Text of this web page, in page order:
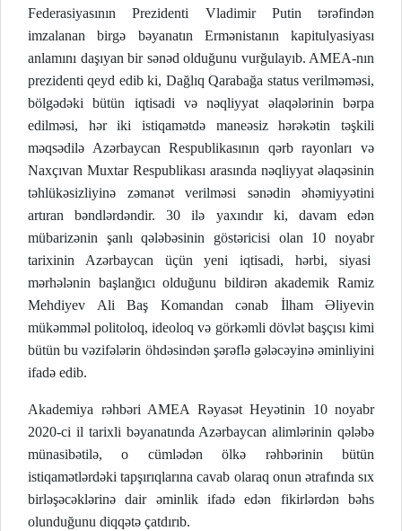
Federasiyasının Prezidenti Vladimir Putin tərəfindən
imzalanan birgə bəyanatın Ermənistanın kapitulyasiyası
anlamını daşıyan bir sənəd olduğunu vurğulayıb. AMEA-nın
prezidenti qeyd edib ki, Dağlıq Qarabağa status verilməməsi,
bölgədəki bütün iqtisadi və nəqliyyat əlaqələrinin bərpa
edilməsi, hər iki istiqamətdə maneəsiz hərəkətin təşkili
məqsədilə Azərbaycan Respublikasının qərb rayonları və
Naxçıvan Muxtar Respublikası arasında nəqliyyat əlaqəsinin
təhlükəsizliyinə zəmanət verilməsi sənədin əhəmiyyətini
artıran bəndlərdəndir. 30 ilə yaxındır ki, davam edən
mübarizənin şanlı qələbəsinin göstəricisi olan 10 noyabr
tarixinin Azərbaycan üçün yeni iqtisadi, hərbi, siyasi
mərhələnin başlanğıcı olduğunu bildirən akademik Ramiz
Mehdiyev Ali Baş Komandan cənab İlham Əliyevin
mükəmməl politoloq, ideoloq və görkəmli dövlət başçısı kimi
bütün bu vəzifələrin öhdəsindən şərəflə gələcəyinə əminliyini
ifadə edib.
Akademiya rəhbəri AMEA Rəyasət Heyətinin 10 noyabr
2020-ci il tarixli bəyanatında Azərbaycan alimlərinin qələbə
münasibətilə, o cümlədən ölkə rəhbərinin bütün
istiqamətlərdəki tapşırıqlarına cavab olaraq onun ətrafında sıx
birləşəcəklərinə dair əminlik ifadə edən fikirlərdən bəhs
olunduğunu diqqətə çatdırıb.